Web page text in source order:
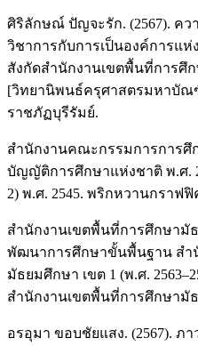
ศิริลักษณ์ ปัญจะรัก. (2567). คว
วิชาการกับการเป็นองค์การแห่
สังกัดสำนักงานเขตพื้นที่การศึ
[วิทยานิพนธ์ครุศาสตรมหาบัณ
ราชภัฏบุรีรัมย์.
สำนักงานคณะกรรมการการศึ
บัญญัติการศึกษาแห่งชาติ พ.ศ.
2) พ.ศ. 2545. พริกหวานกราฟฟิ
สำนักงานเขตพื้นที่การศึกษามัธ
พัฒนาการศึกษาขั้นพื้นฐาน สำ
มัธยมศึกษา เขต 1 (พ.ศ.
สำนักงานเขตพื้นที่การศึกษามั
อรอุมา ขอบชัยแสง. (2567). ภ